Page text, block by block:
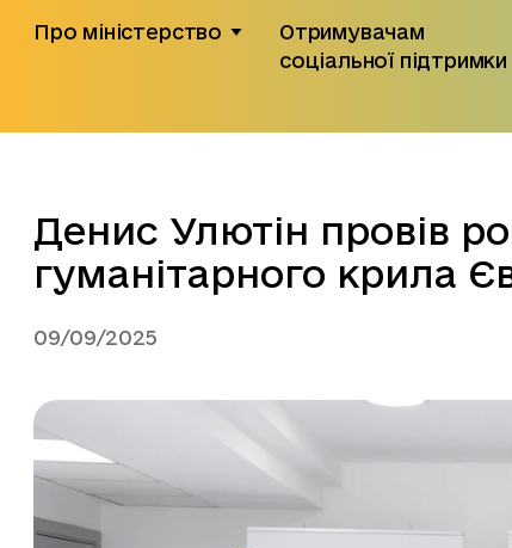
Про міністерство
Отримувачам
соціальної підтримки
Денис Улютін провів
гуманітарного крила
09/09/2025